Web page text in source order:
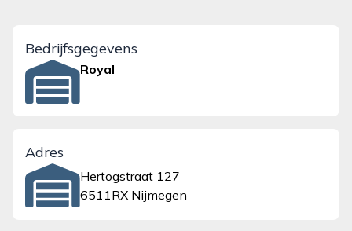
Bedrijfsgegevens
Royal
Adres
Hertogstraat 127
6511RX Nijmegen